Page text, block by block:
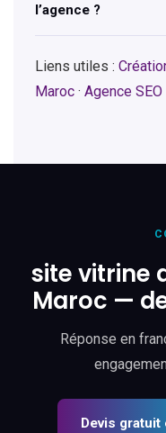
l’agence ?
Liens utiles :
Maroc · Agence
site vitrine
Maroc —
Réponse en
Devis gratuit